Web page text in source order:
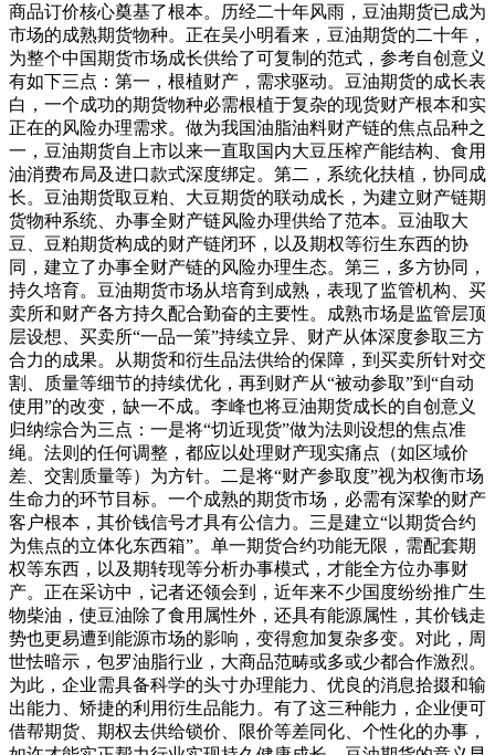
商品订价核心奠基了根本。历经二十年风雨，豆油期货已成为
市场的成熟期货物种。正在吴小明看来，豆油期货的二十年，
为整个中国期货市场成长供给了可复制的范式，参考自创意义
有如下三点：第一，根植财产，需求驱动。豆油期货的成长表
白，一个成功的期货物种必需根植于复杂的现货财产根本和实
正在的风险办理需求。做为我国油脂油料财产链的焦点品种之
一，豆油期货自上市以来一直取国内大豆压榨产能结构、食用
油消费布局及进口款式深度绑定。第二，系统化扶植，协同成
长。豆油期货取豆粕、大豆期货的联动成长，为建立财产链期
货物种系统、办事全财产链风险办理供给了范本。豆油取大
豆、豆粕期货构成的财产链闭环，以及期权等衍生东西的协
同，建立了办事全财产链的风险办理生态。第三，多方协同，
持久培育。豆油期货市场从培育到成熟，表现了监管机构、买
卖所和财产各方持久配合勤奋的主要性。成熟市场是监管层顶
层设想、买卖所“一品一策”持续立异、财产从体深度参取三方
合力的成果。从期货和衍生品法供给的保障，到买卖所针对交
割、质量等细节的持续优化，再到财产从“被动参取”到“自动
使用”的改变，缺一不成。李峰也将豆油期货成长的自创意义
归纳综合为三点：一是将“切近现货”做为法则设想的焦点准
绳。法则的任何调整，都应以处理财产现实痛点（如区域价
差、交割质量等）为方针。二是将“财产参取度”视为权衡市场
生命力的环节目标。一个成熟的期货市场，必需有深挚的财产
客户根本，其价钱信号才具有公信力。三是建立“以期货合约
为焦点的立体化东西箱”。单一期货合约功能无限，需配套期
权等东西，以及期转现等分析办事模式，才能全方位办事财
产。正在采访中，记者还领会到，近年来不少国度纷纷推广生
物柴油，使豆油除了食用属性外，还具有能源属性，其价钱走
势也更易遭到能源市场的影响，变得愈加复杂多变。对此，周
世怯暗示，包罗油脂行业，大商品范畴或多或少都合作激烈。
为此，企业需具备科学的头寸办理能力、优良的消息拾掇和输
出能力、矫捷的利用衍生品能力。有了这三种能力，企业便可
借帮期货、期权去供给锁价、限价等差同化、个性化的办事，